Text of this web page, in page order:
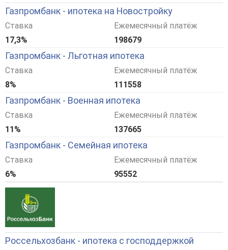
Газпромбанк - ипотека на Новостройку
Ставка
17,3%
Ежемесячный платёж
198679
Газпромбанк - Льготная ипотека
Ставка
8%
Ежемесячный платёж
111558
Газпромбанк - Военная ипотека
Ставка
11%
Ежемесячный платёж
137665
Газпромбанк - Семейная ипотека
Ставка
6%
Ежемесячный платёж
95552
Россельхозбанк - ипотека с господдержкой